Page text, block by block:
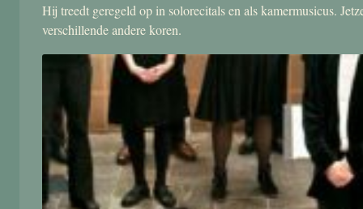
Hij treedt geregeld op in solorecitals en als kamermusicus.
verschillende andere koren.